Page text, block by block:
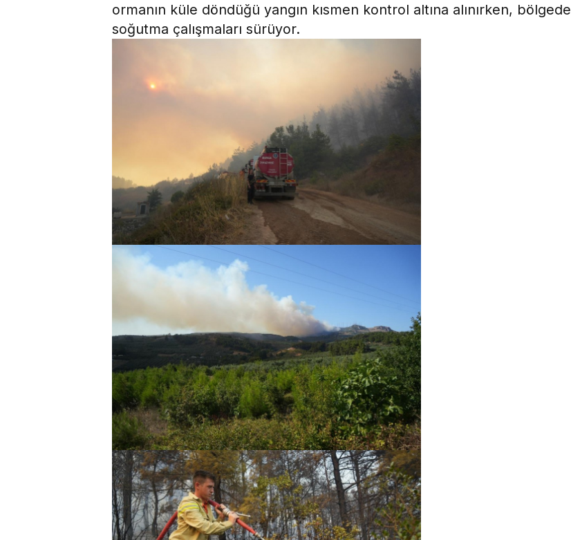
ormanın küle döndüğü yangın kısmen kontrol altına alınırken, bölgede
soğutma çalışmaları sürüyor.